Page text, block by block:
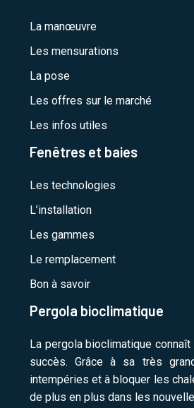
La manœuvre
Les mensurations
La pose
Les offres sur le marché
Les infos utiles
Fenêtres et baies
Les technologies
L’installation
Les gammes
Le remplacement
Bon à savoir
Pergola bioclimatique
La pergola bioclimatique
succès. Grâce à sa très
intempéries et à bloquer les
de plus en plus dans les